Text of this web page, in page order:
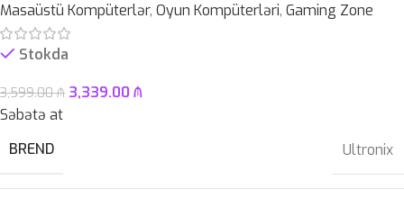
Masaüstü Kompüterlər, Oyun Kompüterləri, Gaming Zone
Stokda
3,599.00₼ 3,339.00 ₼
Səbətə at
BREND
Ultronix